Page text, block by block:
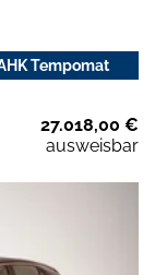
Tempomat
27.018,00 €
ausweisbar